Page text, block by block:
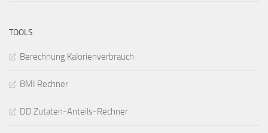
TOOLS
Berechnung Kalorienverbrauch
BMI Rechner
DD Zutaten-Anteils-Rechner